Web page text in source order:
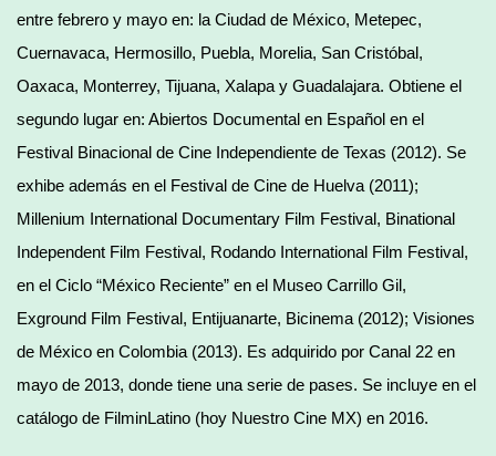
entre febrero y mayo en: la Ciudad de México, Metepec,
Cuernavaca, Hermosillo, Puebla, Morelia, San Cristóbal,
Oaxaca, Monterrey, Tijuana, Xalapa y Guadalajara. Obtiene el
segundo lugar en: Abiertos Documental en Español en el
Festival Binacional de Cine Independiente de Texas (2012). Se
exhibe además en el Festival de Cine de Huelva (2011);
Millenium International Documentary Film Festival, Binational
Independent Film Festival, Rodando International Film Festival,
en el Ciclo “México Reciente” en el Museo Carrillo Gil,
Exground Film Festival, Entijuanarte, Bicinema (2012); Visiones
de México en Colombia (2013). Es adquirido por Canal 22 en
mayo de 2013, donde tiene una serie de pases. Se incluye en el
catálogo de FilminLatino (hoy Nuestro Cine MX) en 2016.